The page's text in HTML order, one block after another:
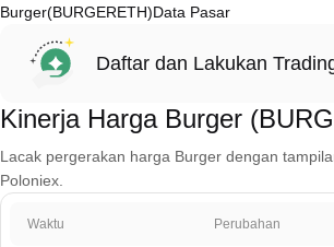
Burger(BURGERETH)Data Pasar
Daftar dan Lakukan
Kinerja Harga Burger
Lacak pergerakan harga Burger dengan
Poloniex.
Waktu Perubahan